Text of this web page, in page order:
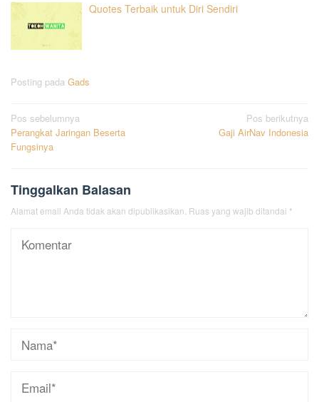
Quotes Terbaik untuk Diri Sendiri
Posting pada Gads
Navigasi
pos
Pos sebelumnya
Perangkat Jaringan Beserta
Fungsinya
Pos berikutnya
Gaji AirNav Indonesia
Tinggalkan Balasan
Alamat email Anda tidak akan dipublikasikan. Ruas yang wajib ditandai *